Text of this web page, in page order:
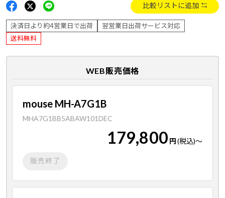
比較リストに追加
決済日より約4営業日で出荷
翌営業日出荷サービス対応
送料無料
WEB販売価格
mouse MH-A7G1B
MHA7G1BB5ABAW101DEC
179,800 円(税込)～
販売終了